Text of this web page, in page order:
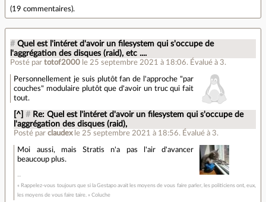
(19 commentaires).
# Quel est l'intéret d'avoir un filesystem qui s'occupe de
l'aggrégation des disques (raid), etc ....
Posté par totof2000 le 25 septembre 2021 à 18:06. Évalué à 3.
Personnellement je suis plutôt fan de l'approche "par
couches" modulaire plutôt que d'avoir un truc qui fait
tout.
[^] # Re: Quel est l'intéret d'avoir un filesystem qui s'occupe de
l'aggrégation des disques (raid),
Posté parclaudex le 25 septembre 2021 à 18:56. Évalué à 3.
Moi aussi, mais Stratis n'a pas l'air d'avancer
beaucoup plus.
« Rappelez-vous toujours que si la Gestapo avait les moyens de vous faire parler, les politiciens ont, eux,
les moyens de vous faire taire. » Coluche